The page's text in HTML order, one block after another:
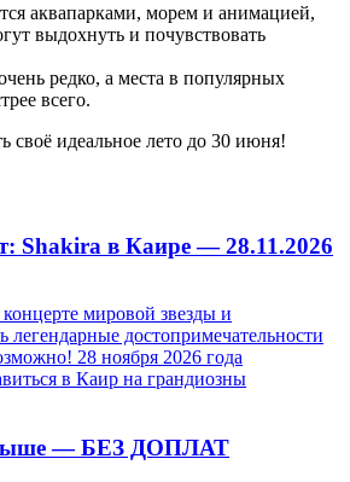
аквапарками, морем и анимацией,
выдохнуть и почувствовать
редко, а места в популярных
всего.
своё идеальное лето до 30 июня!
Shakira в Каире — 28.11.2026
мировой звезды и
легендарные достопримечательности
28 ноября 2026 года
в Каир на грандиозны
— БЕЗ ДОПЛАТ